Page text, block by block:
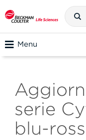
Menu
serie
blu-